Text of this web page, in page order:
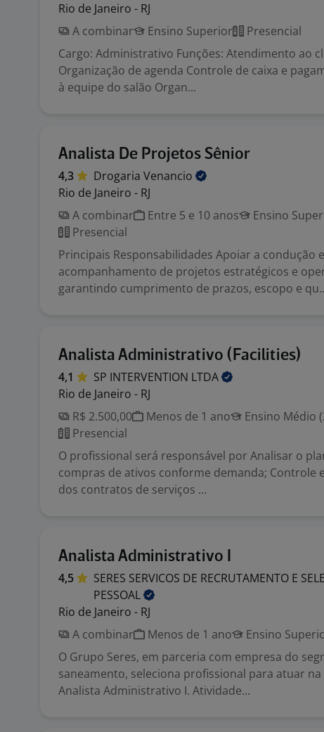
Rio de Janeiro - RJ
A combinar
Ensino Superior
Presencial
Cargo: Administrativo Funções: Atendimento ao
Organização de agenda Controle de caixa e
à equipe do salão Organ...
Analista De Projetos Sênior
4,3 Drogaria Venancio
Rio de Janeiro - RJ
A combinar
Entre 5 e 10 anos
Ensino
Presencial
Principais Responsabilidades Apoiar a condução e
acompanhamento de projetos estratégicos e
garantindo cumprimento de prazos, escopo e
Analista Administrativo (Facilities)
4,1 SP INTERVENTION LTDA
Rio de Janeiro - RJ
R$ 2.500,00
Menos de 1 ano
Ensino Médio
Presencial
O profissional será responsável por Analisar o
compras de ativos conforme demanda; Controle
dos contratos de serviços ...
Analista Administrativo I
4,5
SERES SERVICOS DE RECRUTAMENTO E
PESSOAL
Rio de Janeiro - RJ
A combinar
Menos de 1 ano Ensino
O Grupo Seres, em parceria com empresa do
saneamento, seleciona profissional para atuar na
Analista Administrativo I. Atividade...